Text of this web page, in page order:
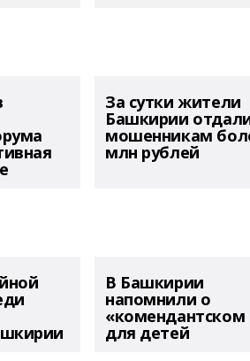
За сутки жители
Башкирии
мошенникам
млн рублей
В Башкирии
напомнили о
«комендантском
для детей